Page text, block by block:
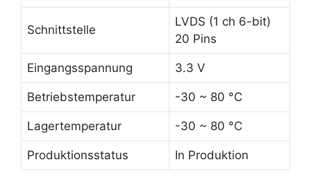
Schnittstelle
LVDS (1 ch 6-bit)
20 Pins
Eingangsspannung 3.3 V
Betriebstemperatur -30 ~ 80 °C
Lagertemperatur -30 ~ 80 °C
Produktionsstatus In Produktion